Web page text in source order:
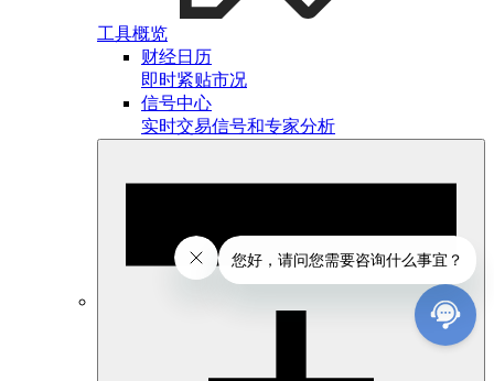
工具概览
财经日历
即时紧贴市况
信号中心
实时交易信号和专家分析